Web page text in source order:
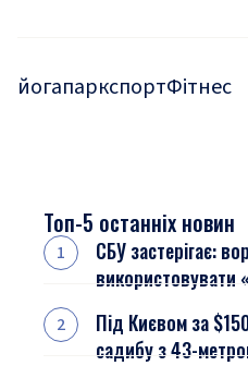
йогапаркспортФітнес
Топ-5 останніх новин
СБУ застерігає:
використовувати
Під Києвом за
садибу з 43-